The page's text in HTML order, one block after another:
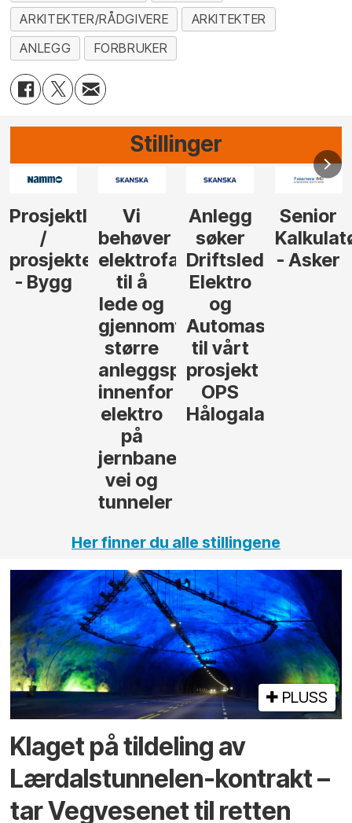
ARKITEKTER/RÅDGIVERE
ARKITEKTER
ANLEGG
FORBRUKER
Stillinger
Anlegg
søker
Driftsleder
Elektro
Automasjon
Hålogalandsvegen
Senior
Kalkulatør
- Asker
Senior
Tilbudsleder
Anlegg
- Oslo
Her finner du alle stillingene
PLUSS
Klaget på tildeling av
Lærdalstunnelen-kontrakt –
tar Vegvesenet til retten